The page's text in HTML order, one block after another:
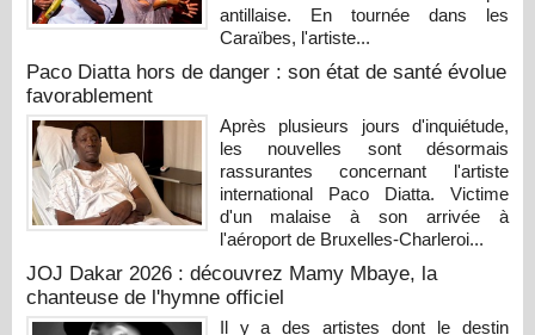
antillaise. En tournée dans les
Caraïbes, l'artiste...
Paco Diatta hors de danger : son état de santé évolue
favorablement
Après plusieurs jours d'inquiétude,
les nouvelles sont désormais
rassurantes concernant l'artiste
international Paco Diatta. Victime
d'un malaise à son arrivée à
l'aéroport de Bruxelles-Charleroi...
JOJ Dakar 2026 : découvrez Mamy Mbaye, la
chanteuse de l'hymne officiel
Il y a des artistes dont le destin